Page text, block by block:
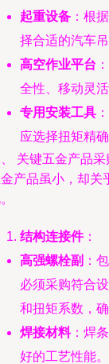
起重设备 ：根
择合适的汽车
高空作业平台
全性、移动灵
专用安装工具
应选择扭矩精
关键五金产品采
产品虽小，却关
结构连接件：
高强螺栓副 ：
必须采购符合
和扭矩系数，
焊接材料：焊
好的工艺性能